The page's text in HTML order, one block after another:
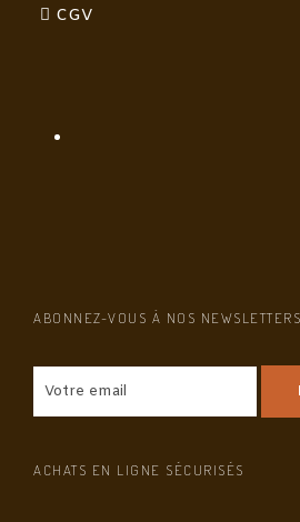
CGV
ABONNEZ-VOUS À NOS NEWSLETTERS
ACHATS EN LIGNE SÉCURISÉS